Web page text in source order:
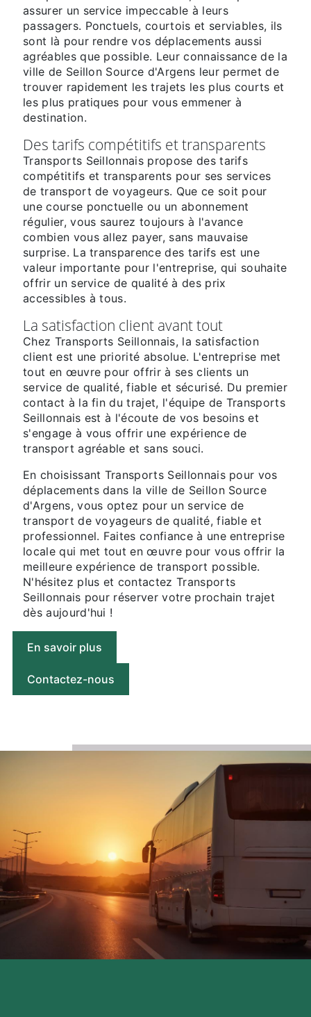
assurer un service impeccable à leurs
passagers. Ponctuels, courtois et serviables, ils
sont là pour rendre vos déplacements aussi
agréables que possible. Leur connaissance de la
ville de Seillon Source d'Argens leur permet de
trouver rapidement les trajets les plus courts et
les plus pratiques pour vous emmener à
destination.
Des tarifs compétitifs et transparents
Transports Seillonnais propose des tarifs
compétitifs et transparents pour ses services
de transport de voyageurs. Que ce soit pour
une course ponctuelle ou un abonnement
régulier, vous saurez toujours à l'avance
combien vous allez payer, sans mauvaise
surprise. La transparence des tarifs est une
valeur importante pour l'entreprise, qui souhaite
offrir un service de qualité à des prix
accessibles à tous.
La satisfaction client avant tout
Chez Transports Seillonnais, la satisfaction
client est une priorité absolue. L'entreprise met
tout en œuvre pour offrir à ses clients un
service de qualité, fiable et sécurisé. Du premier
contact à la fin du trajet, l'équipe de Transports
Seillonnais est à l'écoute de vos besoins et
s'engage à vous offrir une expérience de
transport agréable et sans souci.
En choisissant Transports Seillonnais pour vos
déplacements dans la ville de Seillon Source
d'Argens, vous optez pour un service de
transport de voyageurs de qualité, fiable et
professionnel. Faites confiance à une entreprise
locale qui met tout en œuvre pour vous offrir la
meilleure expérience de transport possible.
N'hésitez plus et contactez Transports
Seillonnais pour réserver votre prochain trajet
dès aujourd'hui !
En savoir plus
Contactez-nous